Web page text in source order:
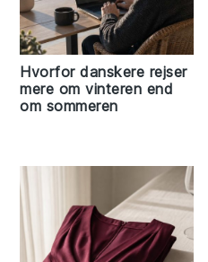
Hvorfor danskere rejser
mere om vinteren end
om sommeren